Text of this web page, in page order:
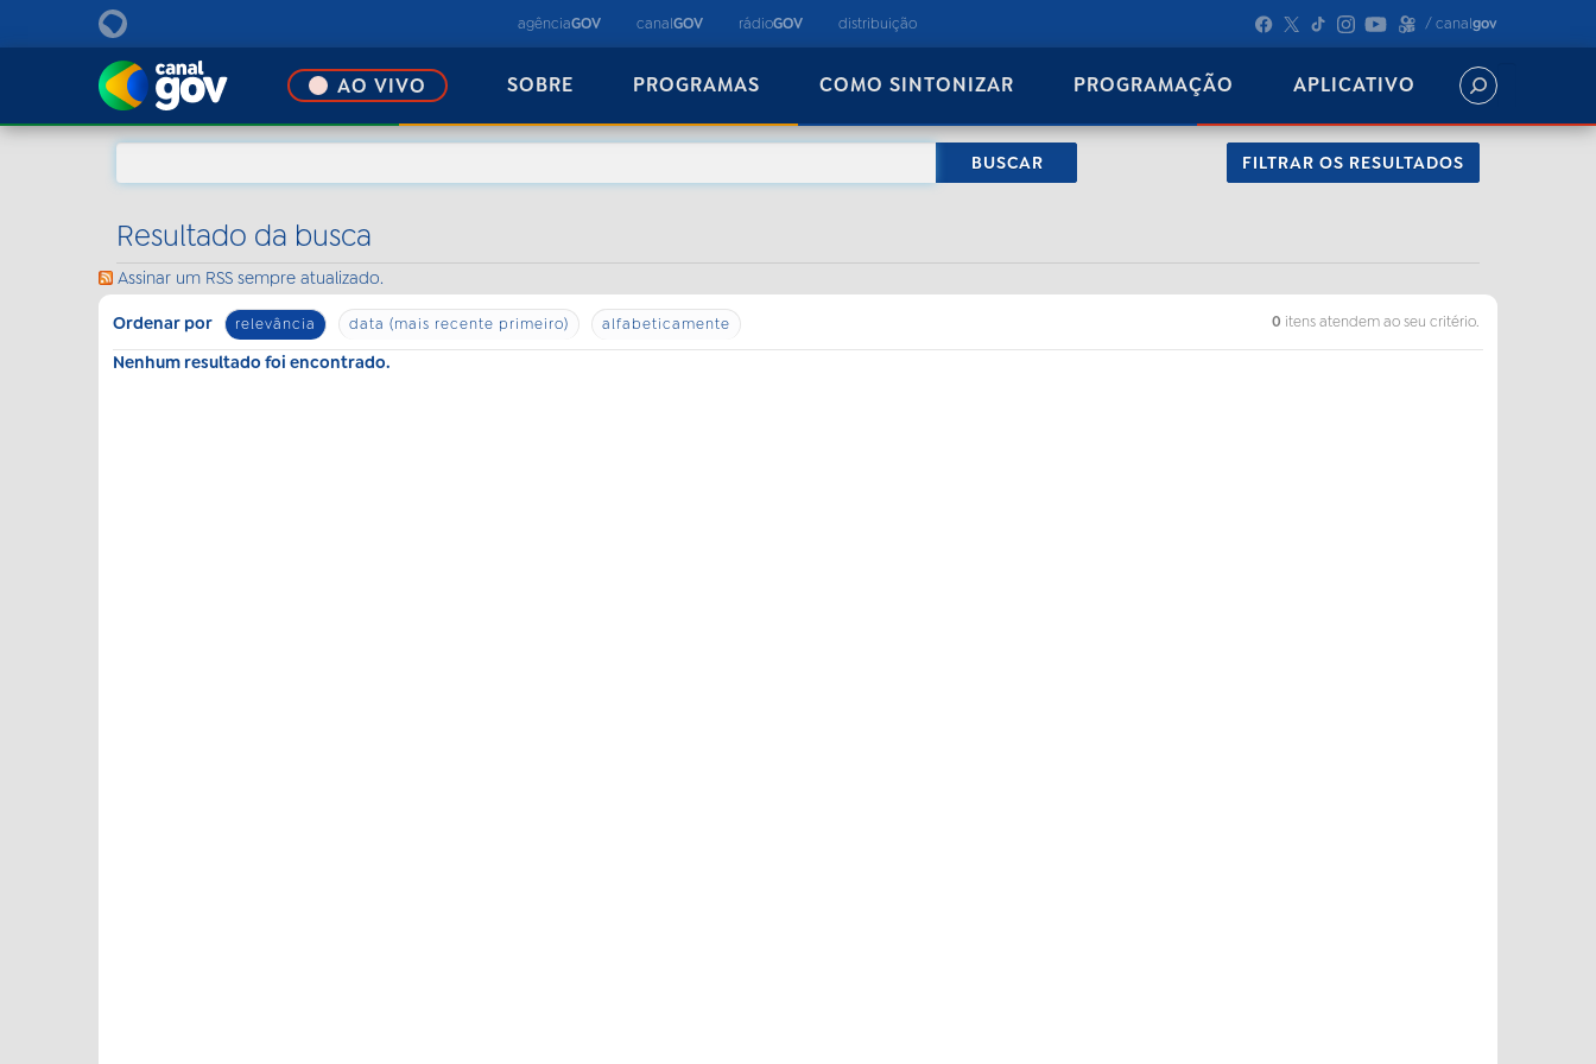
agênciaGOV canalGOV rádioGOV distribuição / canalgov
AO VIVO SOBRE PROGRAMAS COMO SINTONIZAR PROGRAMAÇÃO APLICATIVO
FILTRAR OS RESULTADOS
Resultado da busca
Assinar um RSS sempre atualizado.
0 itens atendem ao seu critério.
Ordenar por relevância data (mais recente primeiro) alfabeticamente
Nenhum resultado foi encontrado.